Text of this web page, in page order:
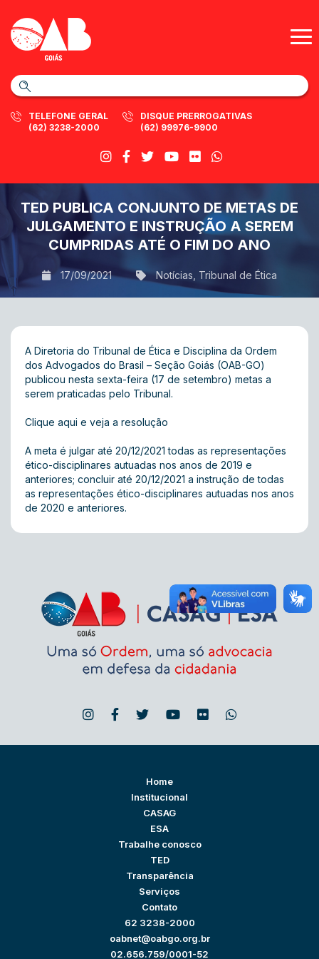
TELEFONE GERAL
(62) 3238-2000
DISQUE PRERROGATIVAS
(62) 99976-9900
TED PUBLICA CONJUNTO DE METAS DE
JULGAMENTO E INSTRUÇÃO A SEREM
CUMPRIDAS ATÉ O FIM DO ANO
17/09/2021 Notícias Tribunal de Ética
A Diretoria do Tribunal de Ética e Disciplina da Ordem
dos Advogados do Brasil – Seção Goiás (OAB-GO)
publicou nesta sexta-feira (17 de setembro) metas a
serem praticadas pelo Tribunal.
Clique aqui e veja a resolução
A meta é julgar até 20/12/2021 todas as representações
ético-disciplinares autuadas nos anos de 2019 e
anteriores; concluir até 20/12/2021 a instrução de todas
as representações ético-disciplinares autuadas nos anos
de 2020 e anteriores.
Home
Institucional
CASAG
ESA
Trabalhe conosco
TED
Transparência
Serviços
Contato
62 3238-2000
oabnet@oabgo.org.br
02.656.759/0001-52